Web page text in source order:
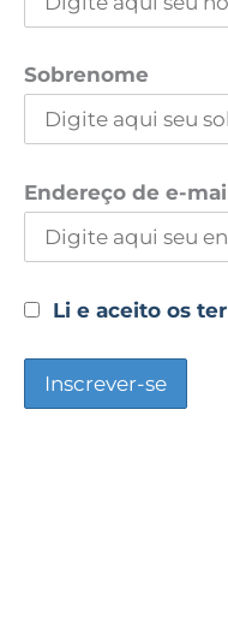
Sobrenome
Endereço de e-
Li e aceito os